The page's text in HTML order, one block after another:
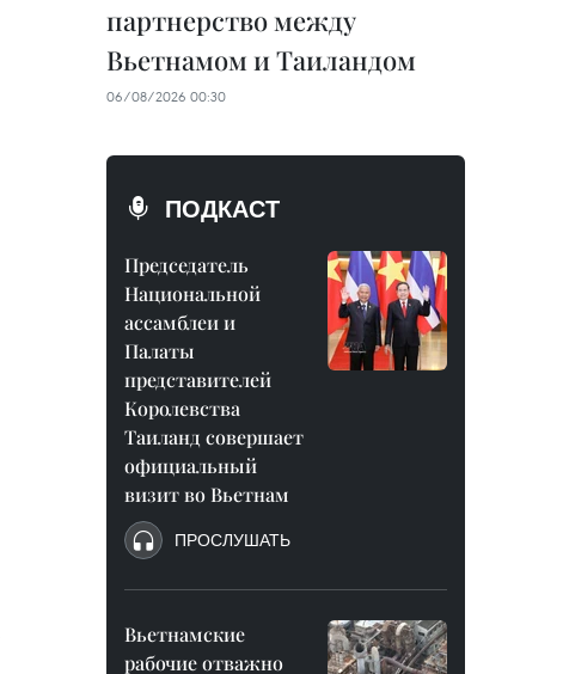
партнерство между
Вьетнамом и Таиландом
06/08/2026 00:30
ПОДКАСТ
Председатель
Национальной
ассамблеи и
Палаты
представителей
Королевства
Таиланд совершает
официальный
визит во Вьетнам
ПРОСЛУШАТЬ
Вьетнамские
рабочие отважно